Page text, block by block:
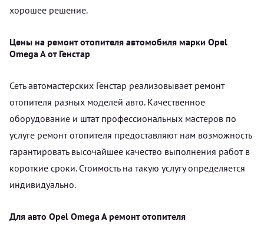
хорошее решение.
Цены на ремонт отопителя автомобиля марки Opel
Omega A от Генстар
Сеть автомастерских Генстар реализовывает ремонт
отопителя разных моделей авто. Качественное
оборудование и штат профессиональных мастеров по
услуге ремонт отопителя предоставляют нам возможность
гарантировать высочайшее качество выполнения работ в
короткие сроки. Стоимость на такую услугу определяется
индивидуально.
Для авто Opel Omega A ремонт отопителя